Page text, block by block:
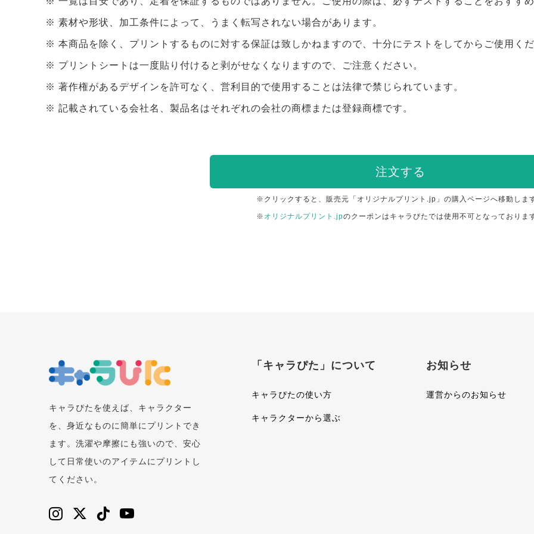
素材や形状、加工条件によって、うまく転写されない場合があります。
本商品を除く、プリントするものに対する保証は致しかねますので、十分にテストをしてからご使用くだ
プリントシートは一度貼り付けると剥がせなくなりますので、ご注意ください。
著作権があるデザインを許可なく、営利目的で使用することは法律で禁じられています。
記載されている会社名、製品名はそれぞれの会社の商標または登録商標です。
注文する
※クリックすると、販売元「オリジナルプリント.jp」の購入ページへ移動しま
※ オリジナルプリント.jpのクーポンはキャラぴたでは使用不可となっておりま
キャラぴたを使えば、キャラクター
を、身近なものに簡単にプリントでき
ます。洗濯や摩擦にも強いので、安心
して日常使いのアイテムにプリントし
てください。
「キャラぴた」について
キャラぴたの使い方
キャラクターから選ぶ
お知らせ
運営からのお知らせ